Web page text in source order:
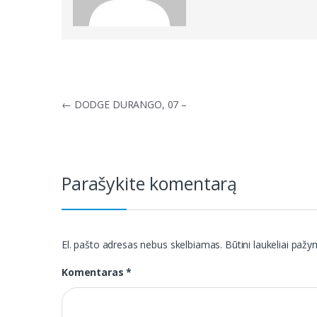
Navigacija
← DODGE DURANGO, 07 –
Parašykite komentarą
El. pašto adresas nebus skelbiamas. Būtini laukeliai
Komentaras*